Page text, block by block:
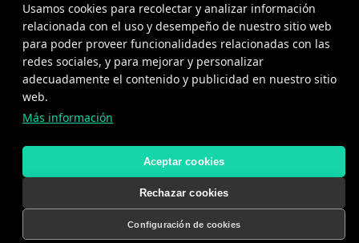
SOLICITA INFORMACIÓN
los
competidores
actuales
Presión
de
los
productos
sustitutivos
Poder
negociador
Aviso legal
Política de
privacidad
Cookies
Política del
Usamos cookies para recolectar y analizar información
relacionada con el uso y desempeño de nuestro sitio web
para poder proveer funcionalidades relacionadas con las
redes sociales, y para mejorar y personalizar
adecuadamente el contenido y publicidad en nuestro sitio
web.
Más información
Aceptar cookies
Rechazar cookies
Configuración de cookies